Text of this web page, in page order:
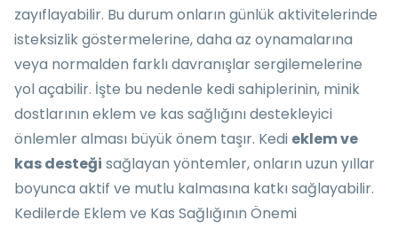
zayıflayabilir. Bu durum onların günlük aktivitelerinde
isteksizlik göstermelerine, daha az oynamalarına
veya normalden farklı davranışlar sergilemelerine
yol açabilir. İşte bu nedenle kedi sahiplerinin, minik
dostlarının eklem ve kas sağlığını destekleyici
önlemler alması büyük önem taşır. Kedi eklem ve
kas desteği sağlayan yöntemler, onların uzun yıllar
boyunca aktif ve mutlu kalmasına katkı sağlayabilir.
Kedilerde Eklem ve Kas Sağlığının Önemi